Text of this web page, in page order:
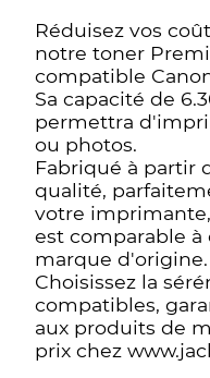
Réduisez vos
notre toner
compatible
Sa capacité de
permettra
ou photos.
Fabriqué à partir
qualité,
votre
est comparable
marque d'origine.
Choisissez la
compatibles,
aux produits de
prix chez